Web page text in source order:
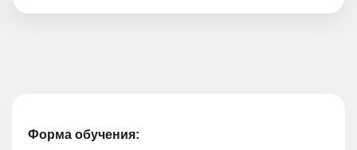
Форма обучения: